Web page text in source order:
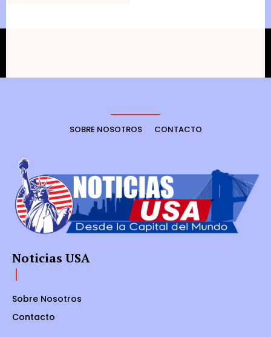
SOBRE NOSOTROS CONTACTO
Noticias USA
Sobre Nosotros
Contacto